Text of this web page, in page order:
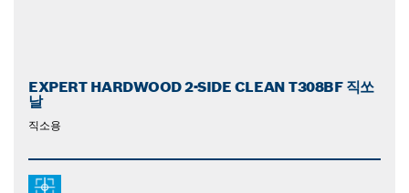
EXPERT HARDWOOD 2-SIDE CLEAN T308BF 직쏘
날
직소용